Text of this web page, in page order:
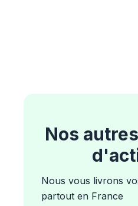
Nos
Nous vous livrons
partout en France